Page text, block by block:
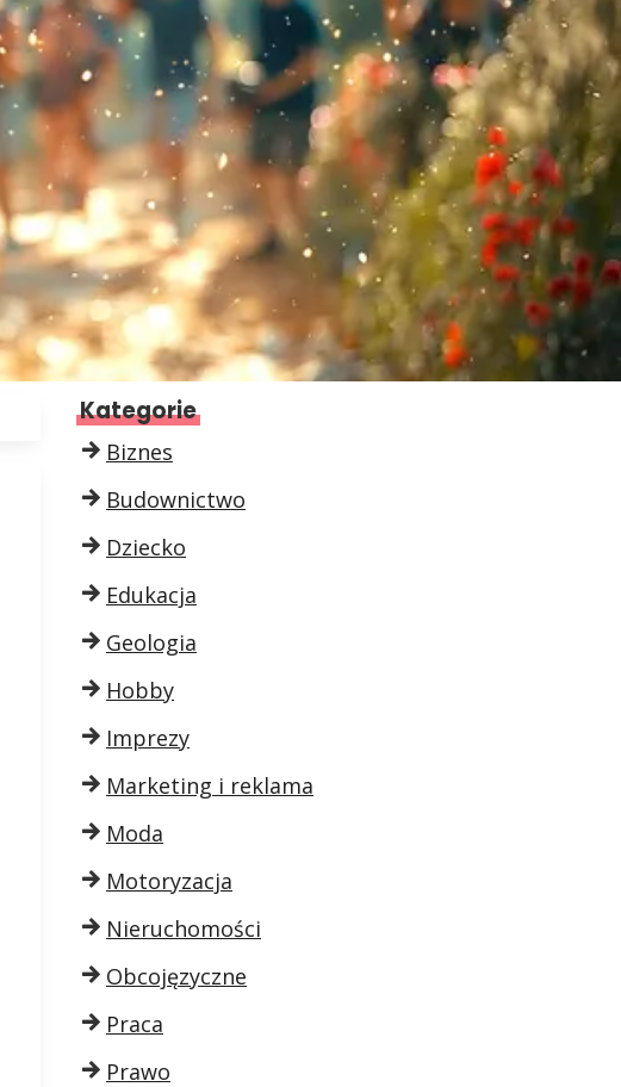
Kategorie
Biznes
Budownictwo
Dziecko
Edukacja
Geologia
Hobby
Imprezy
Marketing i reklama
Moda
Motoryzacja
Nieruchomości
Obcojęzyczne
Praca
Prawo